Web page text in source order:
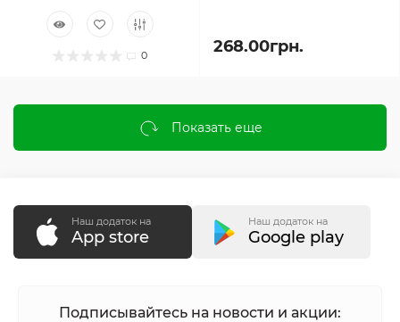
0 268.00грн.
Показать еще
Наш додаток на
App store
Наш додаток на
Google play
Подписывайтесь на новости и акции: